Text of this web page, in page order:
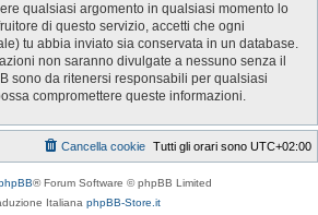
qualsiasi argomento in qualsiasi momento lo
di questo servizio, accetti che ogni
tu abbia inviato sia conservata in un database.
non saranno divulgate a nessuno senza il
sono da ritenersi responsabili per qualsiasi
compromettere queste informazioni.
Tutti gli orari sono UTC+02:00
Cancella cookie
® Forum Software © phpBB Limited
Italiana phpBB-Store.it